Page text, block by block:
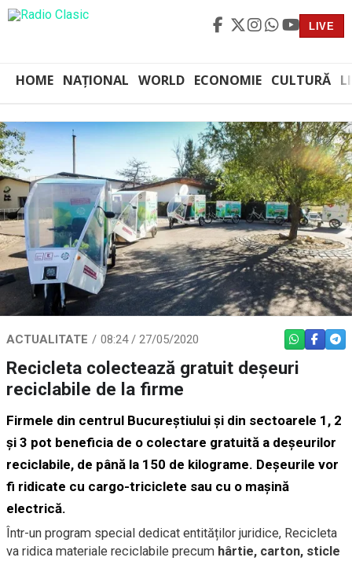
LIVE
HOME NAȚIONAL WORLD ECONOMIE CULTURĂ
ACTUALITATE 08:24 / 27/05/2020 WHATSAPP
Recicleta colectează gratuit deșeuri
reciclabile de la firme
Firmele din centrul Bucureștiului și din sectoarele 1, 2
și 3 pot beneficia de o colectare gratuită a deșeurilor
reciclabile, de până la 150 de kilograme. Deșeurile vor
fi ridicate cu cargo-triciclete sau cu o mașină
electrică.
Într-un program special dedicat entităților juridice, Recicleta
va ridica materiale reciclabile precum hârtie, carton, sticle